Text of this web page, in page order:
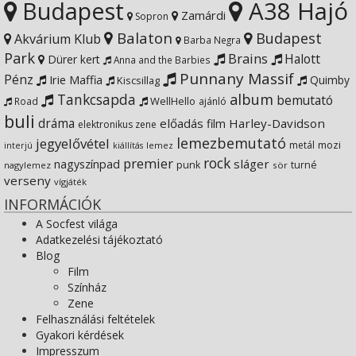
YouTube
on
Google+
Budapest Sopron Zamárdi A38 Hajó
Akvárium Klub Balaton Barba Negra
Budapest
Park
Dürer kert Anna and the Barbies Brains
Halott
Pénz
Irie Maffia Kiscsillag Punnany Massif Quimby
Road Tankcsapda WellHello ajánló album bemutató
buli dráma elektronikus zene előadás film Harley-Davidson
interjú jegyelővétel kiállítás lemez lemezbemutató metál mozi
nagylemez nagyszínpad premier punk rock sláger sör turné
verseny vígjáték
INFORMÁCIÓK
A Socfest világa
Adatkezelési tájékoztató
Blog
Film
Színház
Zene
Felhasználási feltételek
Gyakori kérdések
Impresszum